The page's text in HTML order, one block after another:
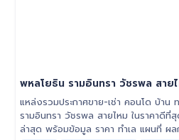
พหลโยธิน รามอินทรา วัชรพล สาย
แหล่งรวมประกาศขาย-เช่า คอนโด บ้าน
รามอินทรา วัชรพล สายไหม ในราคาดีที่
ล่าสุด พร้อมข้อมูล ราคา ทำเล แผนที่ ผล